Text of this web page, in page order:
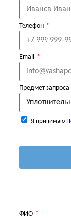
Телефон
Email
Предмет запроса
Я принимаю
ФИО